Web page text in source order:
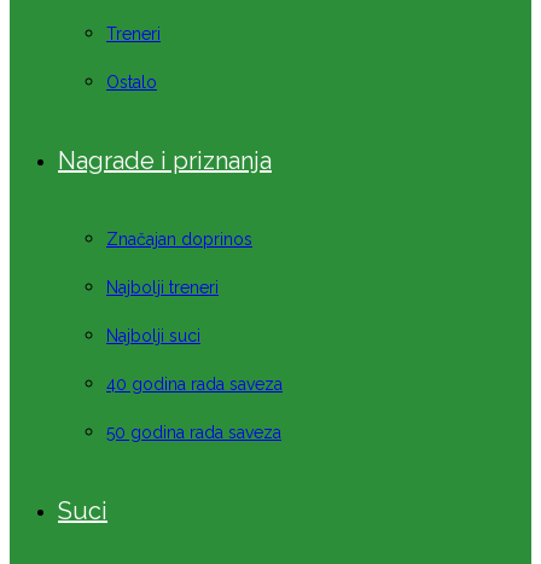
Treneri
Ostalo
Nagrade i priznanja
Značajan doprinos
Najbolji treneri
Najbolji suci
40 godina rada saveza
50 godina rada saveza
Suci